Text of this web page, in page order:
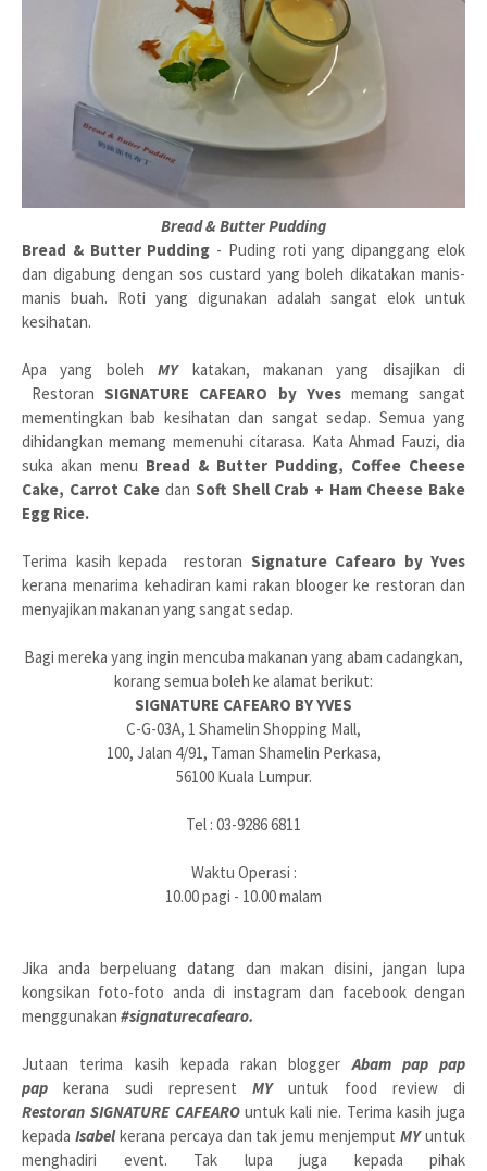
Bread & Butter Pudding
Bread & Butter Pudding - Puding roti yang dipanggang elok
dan digabung dengan sos custard yang boleh dikatakan manis-
manis buah. Roti yang digunakan adalah sangat elok untuk
kesihatan.
Apa yang boleh MYkatakan, makanan yang disajikan di
RestoranSIGNATURE CAFEARO by Yves memang sangat
mementingkan bab kesihatan dan sangat sedap. Semua yang
dihidangkan memang memenuhi citarasa. Kata Ahmad Fauzi, dia
suka akan menu Bread & Butter Pudding, Coffee Cheese
Cake, Carrot Cakedan Soft Shell Crab + Ham Cheese Bake
Egg Rice.
Terima kasih kepada restoran Signature Cafearo by Yves
kerana menarima kehadiran kami rakan blooger ke restoran dan
menyajikan makanan yang sangat sedap.
Bagi mereka yang ingin mencuba makanan yang abam cadangkan,
korang semua boleh ke alamat berikut:
SIGNATURE CAFEARO BY YVES
C-G-03A, 1 Shamelin Shopping Mall,
100, Jalan 4/91, Taman Shamelin Perkasa,
56100 Kuala Lumpur.
Tel : 03-9286 6811
Waktu Operasi :
10.00 pagi - 10.00 malam
Jika anda berpeluang datang dan makan disini, jangan lupa
kongsikan foto-foto anda di instagram dan facebook dengan
menggunakan #signaturecafearo.
Jutaan terima kasih kepada rakan bloggerAbam pap pap
pap
kerana sudi represent MYuntuk food review di
Restoran SIGNATURE CAFEAROuntuk kali nie. Terima kasih juga
kepada Isabelkerana percaya dan tak jemu menjemputMYuntuk
menghadiri event. Tak lupa juga kepada pihak